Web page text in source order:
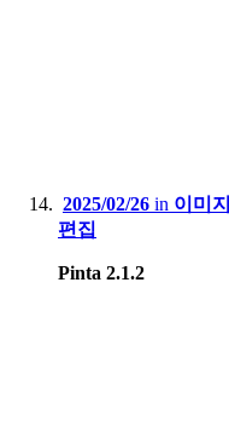
2025/02/26 in 이미지
편집
Pinta 2.1.2